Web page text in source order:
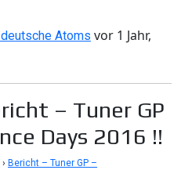
Atoms vor 1 Jahr,
– Tuner GP
Days 2016 !!
› Bericht – Tuner GP –